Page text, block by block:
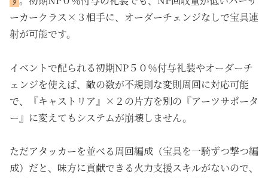
ーカークラス×３相手に、オーダーチェンジなしで宝具連
射が可能です。
イベントで配られる初期NP５０％付与礼装やオーダーチ
ェンジを使えば、敵の数が不規則な変則周回に対応可能
で、『キャストリア』×２の片方を別の『アーツサポータ
ー』に変えてもシステムが崩壊しません。
ただアタッカーを並べる周回編成（宝具を一騎ずつ撃つ編
成）だと、味方に貢献できる火力支援スキルがないので、